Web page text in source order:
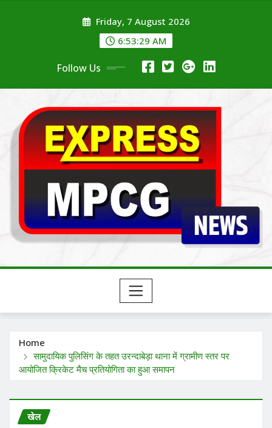
Friday, 7 August 2026
6:53:30 AM
Follow Us
Home
सामुदायिक पुलिसिंग के तहत उरन्दाबेड़ा थाना में ग्रामीण स्तर पर
आयोजित क्रिकेट मैच प्रतियोगिता का हुआ समापन
खेल